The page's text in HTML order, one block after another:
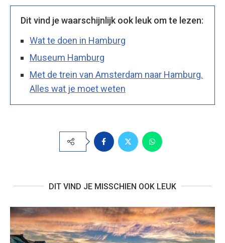
Dit vind je waarschijnlijk ook leuk om te lezen:
Wat te doen in Hamburg
Museum Hamburg
Met de trein van Amsterdam naar Hamburg.
Alles wat je moet weten
DIT VIND JE MISSCHIEN OOK LEUK